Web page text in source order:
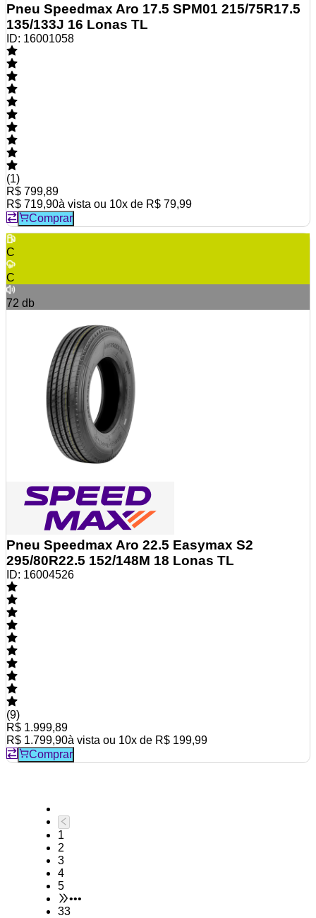
Pneu Speedmax Aro 17.5 SPM01 215/75R17.5
135/133J 16 Lonas TL
ID: 16001058
(1)
R$ 799,89
R$ 719,90à vista ou 10x de R$ 79,99
Comprar
C
C
72 db
Pneu Speedmax Aro 22.5 Easymax S2
295/80R22.5 152/148M 18 Lonas TL
ID: 16004526
(9)
R$ 1.999,89
R$ 1.799,90à vista ou 10x de R$ 199,99
Comprar
1
2
3
4
5
•••
33